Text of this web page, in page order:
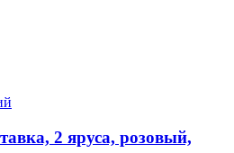
2 яруса, розовый,